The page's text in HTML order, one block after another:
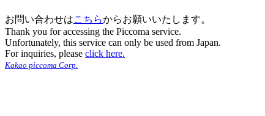
お問い合わせはこちらからお願いいたします。
Thank you for accessing the Piccoma service.
Unfortunately, this service can only be used from Japan.
For inquiries, please click here.
Kakao piccoma Corp.